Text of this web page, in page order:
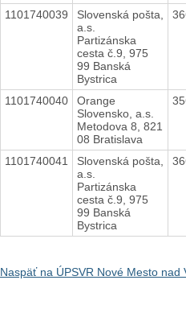
1101740039
Slovenská pošta,
a.s.
Partizánska
cesta č.9, 975
99 Banská
Bystrica
1101740040
Orange
Slovensko, a.s.
Metodova 8, 821
08 Bratislava
1101740041
Slovenská pošta,
a.s.
Partizánska
cesta č.9, 975
99 Banská
Bystrica
Naspäť na ÚPSVR Nové Mesto nad